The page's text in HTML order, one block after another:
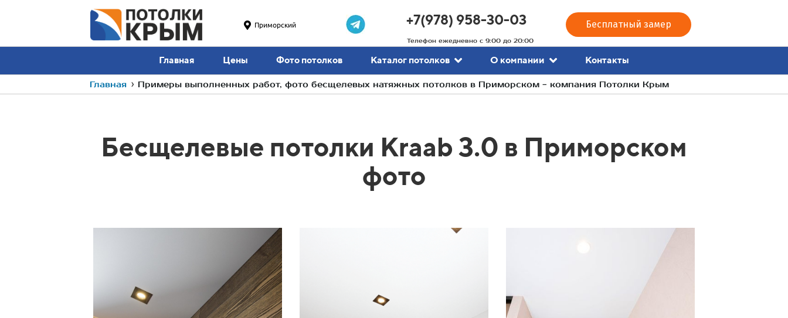
Приморский +7(978) 958-30-03
Телефон ежедневно с 9:00 до 20:00
Бесплатный замер
Главная Цены Фото потолков Каталог потолков О компании Контакты
Главная › Примеры выполненных работ, фото бесщелевых натяжных потолков в Приморском - компания Потолки Крым
Бесщелевые потолки Kraab 3.0 в Приморском
фото